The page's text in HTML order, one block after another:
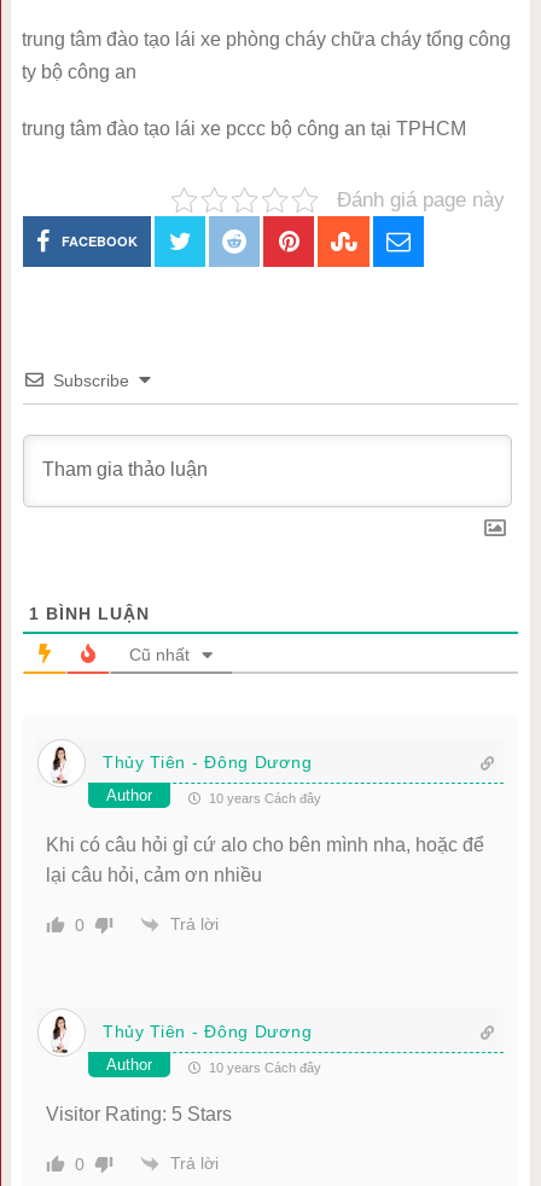
trung tâm đào tạo lái xe phòng cháy chữa cháy tổng công
ty bộ công an
trung tâm đào tạo lái xe pccc bộ công an tại TPHCM
Đánh giá page này
FACEBOOK
Subscribe
1 BÌNH LUẬN
Cũ nhất
Thủy Tiên - Đông Dương
Author 10 years Cách đây
Khi có câu hỏi gỉ cứ alo cho bên mình nha, hoặc để
lại câu hỏi, cảm ơn nhiều
0 Trả lời
Thủy Tiên - Đông Dương
Author 10 years Cách đây
Visitor Rating: 5 Stars
0 Trả lời